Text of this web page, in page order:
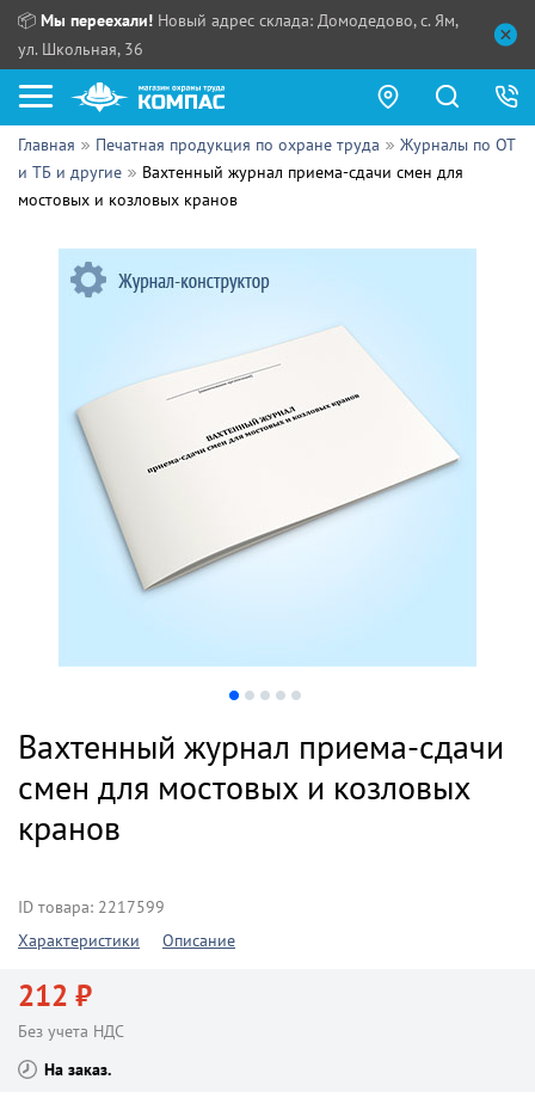
📦 Мы переехали! Новый адрес склада: Домодедово, с. Ям,
ул. Школьная, 36
Как купить?
Прайс-листы
Сотрудничество
Поставщикам
Обзоры
Контакты
ПН - ЧТ:
Главная Печатная продукция по охране труда
Журналы по ОТ
и ТБ и другие
Вахтенный журнал приема-сдачи смен для
мостовых и козловых кранов
Вахтенный журнал приема-сдачи
смен для мостовых и козловых
кранов
ID товара: 2217599
Характеристики
Описание
212 ₽
Без учета НДС
На заказ